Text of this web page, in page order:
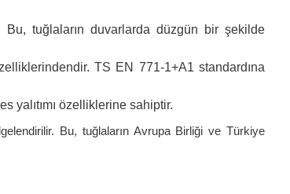
tuğlaların duvarlarda düzgün bir şekilde
TS EN 771-1+A1 standardına
yalıtımı özelliklerine sahiptir.
Bu, tuğlaların Avrupa Birliği ve Türkiye